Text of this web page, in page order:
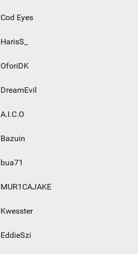
Cod Eyes
HarisS_
OforiDK
DreamEvil
A.I.C.O
Bazuin
bua71
MUR1CAJAKE
Kwesster
EddieSzi